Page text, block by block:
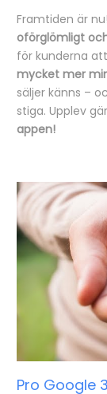
Framtiden är
oförglömligt
för kunderna
mycket mer
säljer känns –
stiga. Upplev
appen!
Pro Google